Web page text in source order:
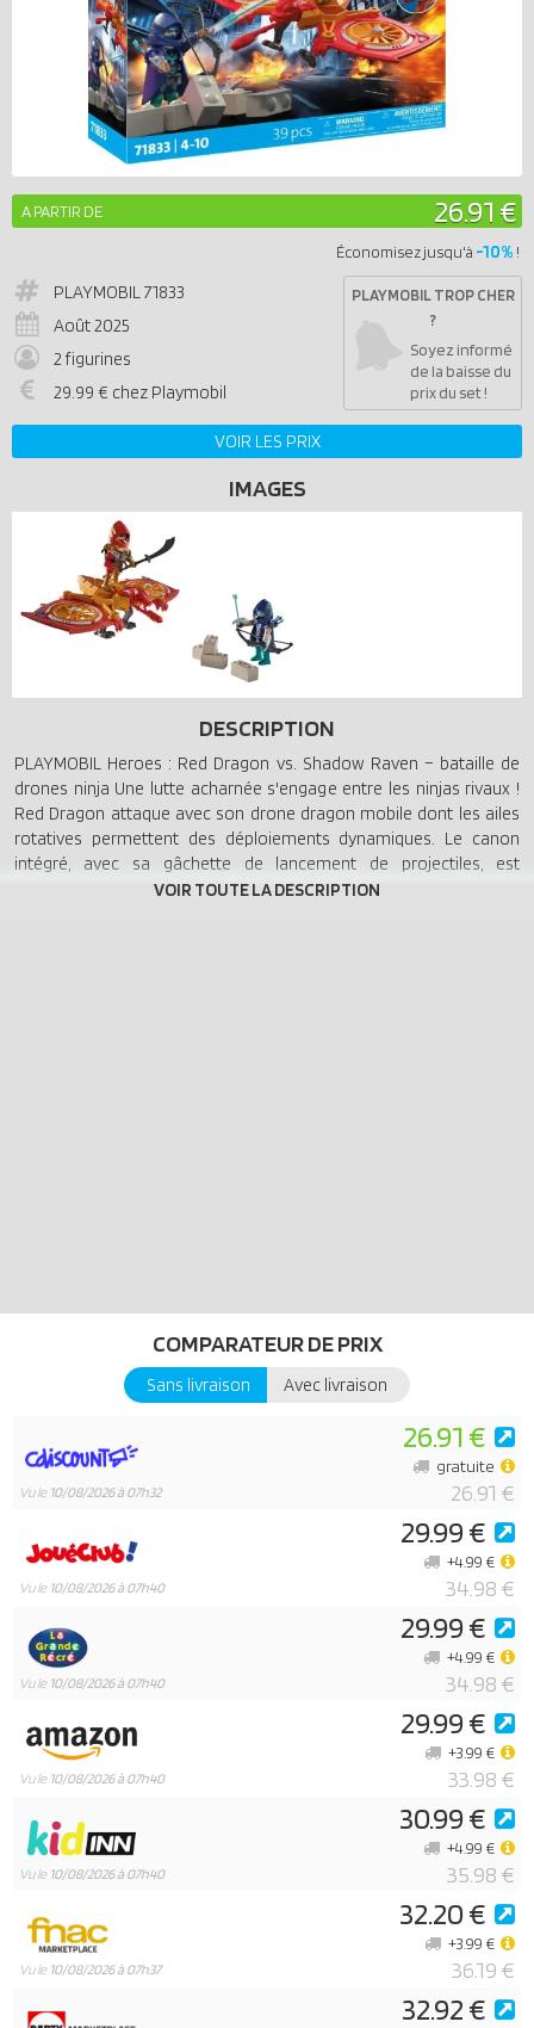
A PARTIR DE 26.91 €
Économisez jusqu'à -10% !
PLAYMOBIL71833
Août 2025
2 figurines
29.99 € chez Playmobil
PLAYMOBIL TROP CHER
?
Soyez informé
de la baisse du
prix du set !
VOIR LES PRIX
IMAGES
DESCRIPTION
PLAYMOBIL Heroes : Red Dragon vs. Shadow Raven – bataille de
drones ninja Une lutte acharnée s'engage entre les ninjas rivaux !
Red Dragon attaque avec son drone dragon mobile dont les ailes
rotatives permettent des déploiements dynamiques. Le canon
intégré, avec sa gâchette de lancement de projectiles, est
l’assurance de sensations fortes supplémentaires. Tandis que
COMPARATEUR DE PRIX
Sans livraison Avec livraison
Vu le 10/08/2026 à 07h32
26.91 €
26.91 €
gratuite
Vu le 10/08/2026 à 07h40
29.99 €
34.98 €
+4.99 €
Vu le 10/08/2026 à 07h40
29.99 €
34.98 €
+4.99 €
Vu le 10/08/2026 à 07h40
29.99 €
33.98 €
+3.99 €
Vu le 10/08/2026 à 07h40
30.99 €
35.98 €
+4.99 €
Vu le 10/08/2026 à 07h37
32.20 €
36.19 €
+3.99 €
32.92 €